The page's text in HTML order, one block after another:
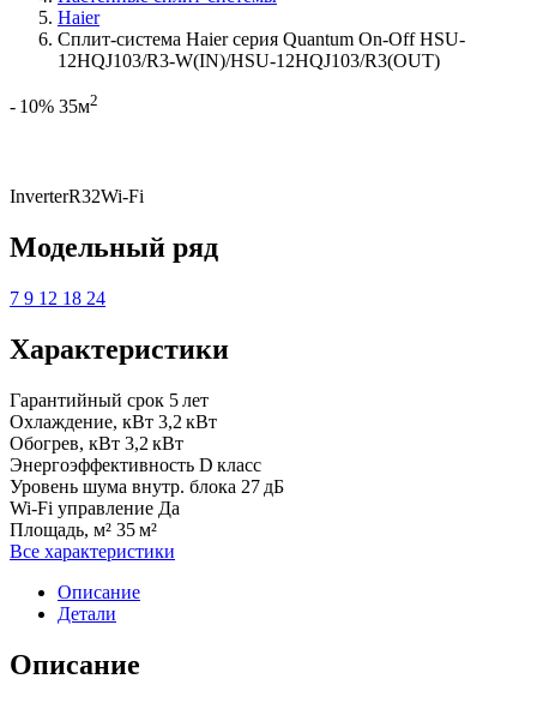
Haier
Сплит-система Haier серия Quantum On-Off HSU-
12HQJ103/R3-W(IN)/HSU-12HQJ103/R3(OUT)
- 10% 35м2
InverterR32Wi-Fi
Модельный ряд
7 9 12 18 24
Характеристики
Гарантийный срок 5 лет
Охлаждение, кВт 3,2 кВт
Обогрев, кВт 3,2 кВт
Энергоэффективность D класс
Уровень шума внутр. блока 27 дБ
Wi-Fi управление Да
Площадь, м² 35 м²
Все характеристики
Описание
Детали
Описание